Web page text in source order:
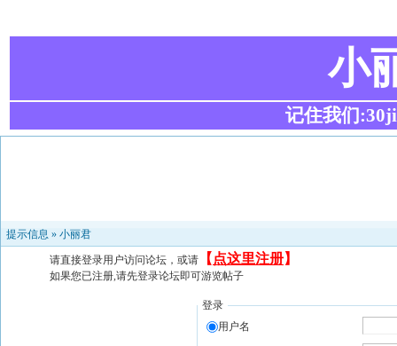
小
记住我们
提示信息 » 小丽君
请直接登录用户访问论坛，或请 【 点这里注册】
如果您已注册,请先登录论坛即可游览帖子
登录
用户名